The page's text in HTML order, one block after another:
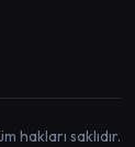
hakları saklıdır.